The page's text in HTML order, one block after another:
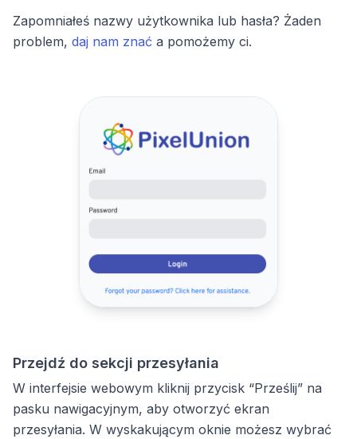
Zapomniałeś nazwy użytkownika lub hasła? Żaden
problem, daj nam znać a pomożemy ci.
Przejdź do sekcji przesyłania
W interfejsie webowym kliknij przycisk “Prześlij” na
pasku nawigacyjnym, aby otworzyć ekran
przesyłania. W wyskakującym oknie możesz wybrać